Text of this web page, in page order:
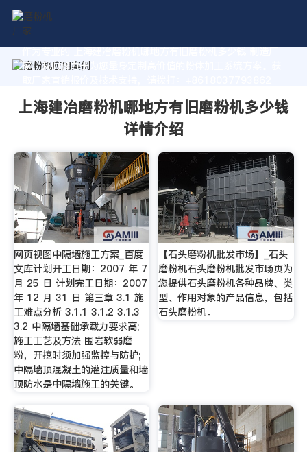
作为专业的 上海建冶磨粉机哪地方有旧磨粉机多少钱 制造厂
家，我们致力于为您量身定制高价值的粉体加工系统方案。获
上海建冶磨粉机哪地方有旧磨粉机多少钱
详情介绍
网页视图中隔墙施工方案_百度
文库计划开工日期：2007 年 7
月 25 日 计划完工日期：2007
年 12 月 31 日 第三章 3.1 施
工难点分析 3.1.1 3.1.2 3.1.3
3.2 中隔墙基础承载力要求高;
施工工艺及方法 围岩软弱磨
粉，开挖时须加强监控与防护;
中隔墙顶混凝土的灌注质量和墙
顶防水是中隔墙施工的关键。
【石头磨粉机批发市场】_石头
磨粉机石头磨粉机批发市场页为
您提供石头磨粉机各种品牌、类
型、作用对象的产品信息，包括
石头磨粉机。